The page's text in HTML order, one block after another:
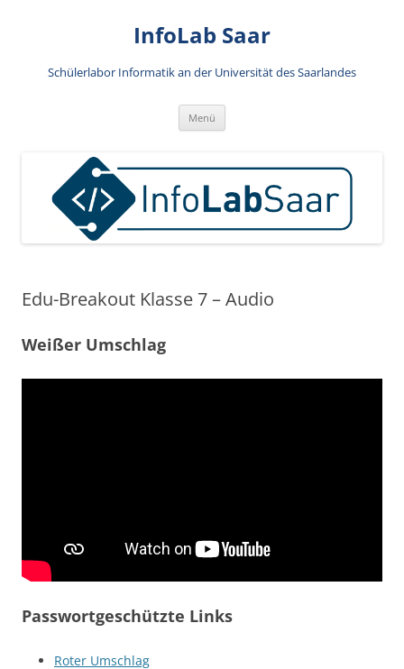
InfoLab Saar
Schülerlabor Informatik an der Universität des Saarlandes
Menü
Edu-Breakout Klasse 7 – Audio
Weißer Umschlag
Passwortgeschützte Links
Roter Umschlag